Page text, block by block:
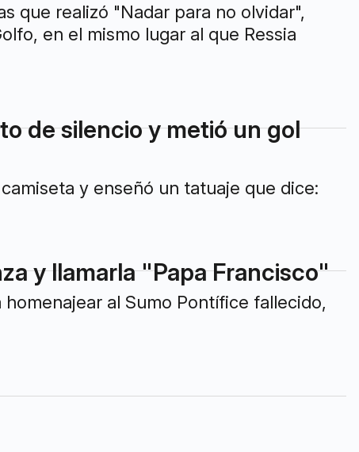
que realizó "Nadar para no olvidar",
en el mismo lugar al que Ressia
de silencio y metió un gol
y enseñó un tatuaje que dice:
y llamarla "Papa Francisco"
al Sumo Pontífice fallecido,